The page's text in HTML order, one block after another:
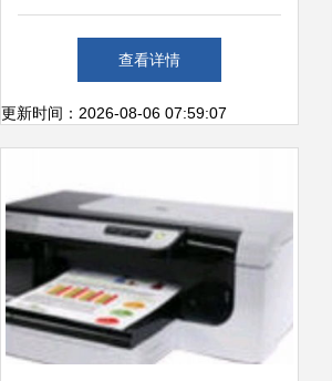
供专业二手回收与办公运维解
决方案
查看详情
更新时间：2026-08-06 07:59:07